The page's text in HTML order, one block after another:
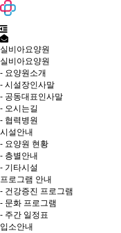
실비아요양원
실비아요양원
- 요양원소개
- 시설장인사말
- 공동대표인사말
- 오시는길
- 협력병원
시설안내
- 요양원 현황
- 층별안내
- 기타시설
프로그램 안내
- 건강증진 프로그램
- 문화 프로그램
- 주간 일정표
입소안내